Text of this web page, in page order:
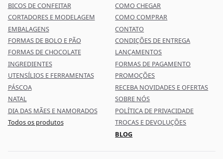
BICOS DE CONFEITAR
CORTADORES E MODELAGEM
EMBALAGENS
FORMAS DE BOLO E PÃO
FORMAS DE CHOCOLATE
INGREDIENTES
UTENSÍLIOS E FERRAMENTAS
PÁSCOA
NATAL
DIA DAS MÃES E NAMORADOS
Todos os produtos
COMO CHEGAR
COMO COMPRAR
CONTATO
CONDIÇÕES DE ENTREGA
LANÇAMENTOS
FORMAS DE PAGAMENTO
PROMOÇÕES
RECEBA NOVIDADES E OFERTAS
SOBRE NÓS
POLÍTICA DE PRIVACIDADE
TROCAS E DEVOLUÇÕES
BLOG